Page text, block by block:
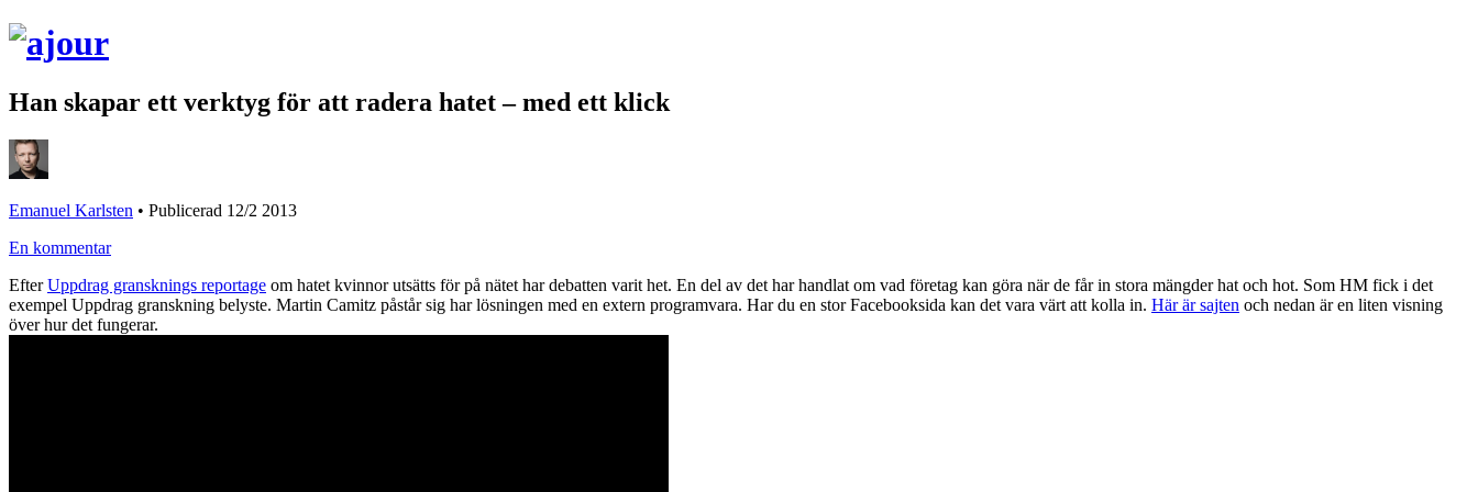
Han skapar ett verktyg för att radera hatet – med ett klick
Emanuel Karlsten • Publicerad 12/2 2013
En kommentar
EfterUppdrag gransknings reportage om hatet kvinnor utsätts för på nätet har debatten varit het. En del av det har handlat om vad företag kan göra när de får in stora mängder hat och hot. Som HM fick i det
exempel Uppdrag granskning belyste. Martin Camitz påstår sig har lösningen med en extern programvara. Har du en stor Facebooksida kan det vara värt att kolla in. Här är sajten och nedan är en liten visning
över hur det fungerar.